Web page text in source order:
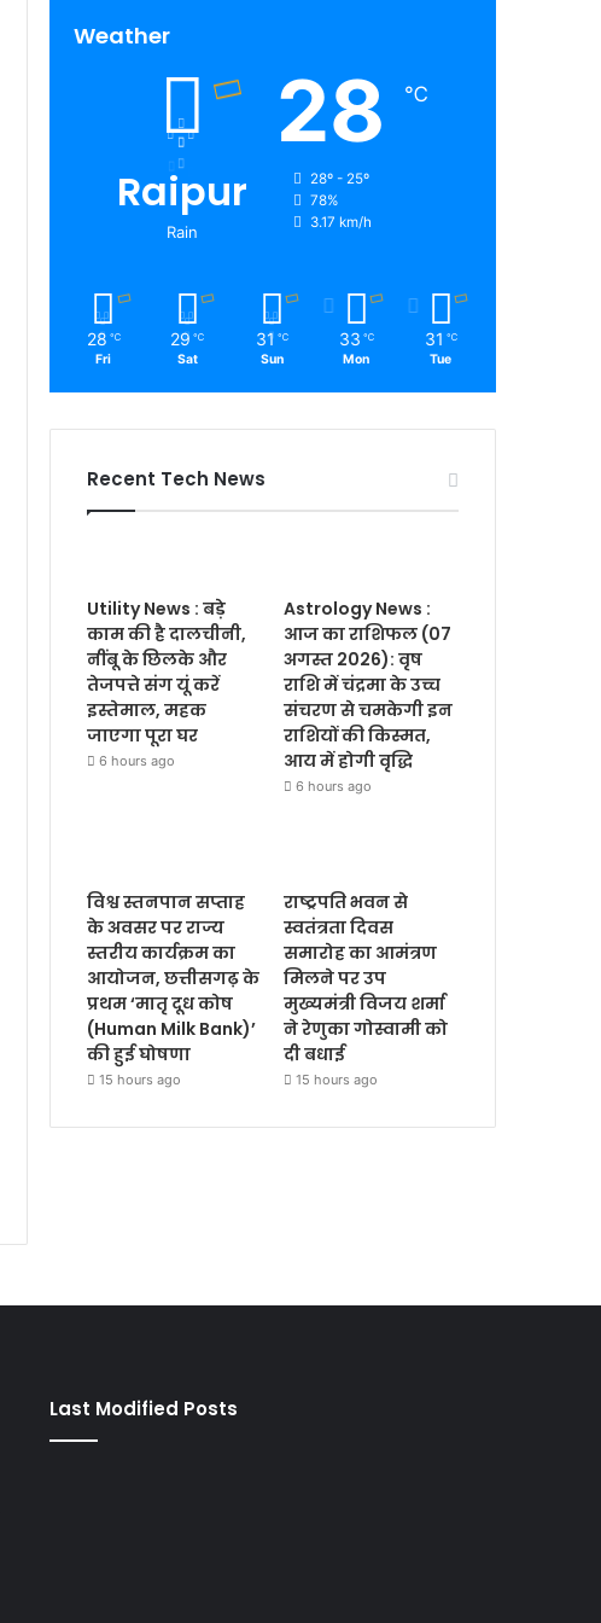
Weather
Raipur
Rain
28 ℃
28º - 25º
78%
3.17 km/h
28 ℃
Fri
29 ℃
Sat
31 ℃
Sun
33 ℃
Mon
31 ℃
Tue
Recent Tech News
Utility News : बड़े
काम की है दालचीनी,
नींबू के छिलके और
तेजपत्ते संग यूं करें
इस्तेमाल, महक
जाएगा पूरा घर
6 hours ago
Astrology News :
आज का राशिफल (07
अगस्त 2026): वृष
राशि में चंद्रमा के उच्च
संचरण से चमकेगी इन
राशियों की किस्मत,
आय में होगी वृद्धि
6 hours ago
विश्व स्तनपान सप्ताह
के अवसर पर राज्य
स्तरीय कार्यक्रम का
आयोजन, छत्तीसगढ़ के
प्रथम ‘मातृ दूध कोष
(Human Milk Bank)’
की हुई घोषणा
15 hours ago
राष्ट्रपति भवन से
स्वतंत्रता दिवस
समारोह का आमंत्रण
मिलने पर उप
मुख्यमंत्री विजय शर्मा
ने रेणुका गोस्वामी को
दी बधाई
15 hours ago
Last Modified Posts